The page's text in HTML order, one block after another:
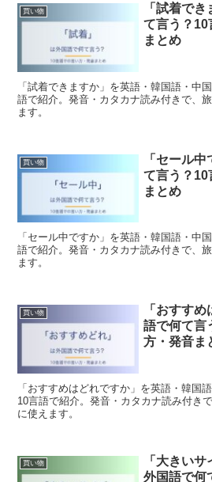
買い物
「試着で
て言う？10
まとめ
「試着できますか」を英語・韓国語・中
語で紹介。発音・カタカナ読み付きで、
ます。
買い物
「セール
て言う？10
まとめ
「セール中ですか」を英語・韓国語・中
語で紹介。発音・カタカナ読み付きで、
ます。
買い物
「おすす
語で何て言
方・発音ま
「おすすめはどれですか」を英語・韓国
10言語で紹介。発音・カタカナ読み付き
に使えます。
買い物
「大きい
外国語で何